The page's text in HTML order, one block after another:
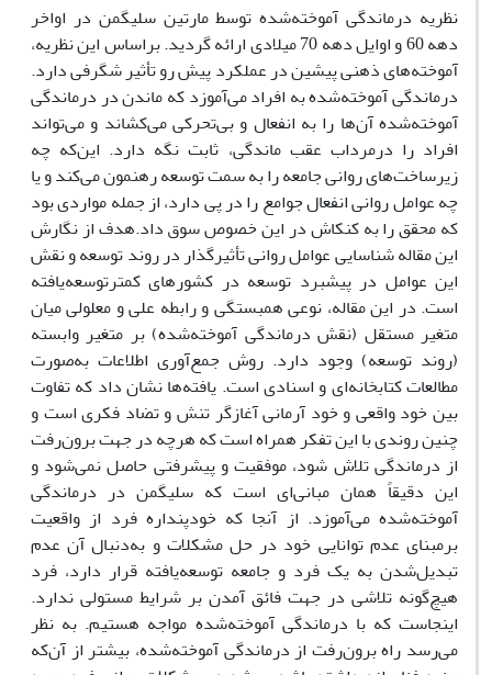
نظریه درماندگی آموخته‌شده توسط مارتین سلیگمن در اواخر
دهه 60 و اوایل دهه 70 میلادی ارائه گردید. براساس این نظریه،
آموخته‌های ذهنی پیشین در عملکرد پیش رو تأثیر شگرفی دارد.
درماندگی آموخته‌شده به افراد می‌آموزد که ماندن در درماندگی
آموخته‌شده آن‌ها را به انفعال و بی‌تحرکی می‌کشاند و می‌تواند
افراد را درمرداب عقب ماندگی، ثابت نگه دارد. این‌که چه
زیرساخت‌های روانی جامعه را به سمت توسعه رهنمون می‌کند و یا
چه عوامل روانی انفعال جوامع را در پی دارد، از جمله مواردی بود
که محقق را به کنکاش در این خصوص سوق داد.هدف از نگارش
این مقاله شناسایی عوامل روانی تأثیرگذار در روند توسعه و نقش
این عوامل در پیشبرد توسعه در کشورهای کمترتوسعه‌یافته
است. در این مقاله، نوعی همبستگی و رابطه علی و معلولی میان
متغیر مستقل (نقش درماندگی آموخته‌شده) بر متغیر وابسته
(روند توسعه) وجود دارد. روش جمع‌آوری اطلاعات به‌صورت
مطالعات کتابخانه‌ای و اسنادی است. یافته‌ها نشان داد که تفاوت
بین خود واقعی و خود آرمانی آغازگر تنش و تضاد فکری است و
چنین روندی با این تفکر همراه است که هرچه در جهت برون‌رفت
از درماندگی تلاش شود، موفقیت و پیشرفتی حاصل نمی‌شود و
این دقیقاً همان مبانی‌ای است که سلیگمن در درماندگی
آموخته‌شده می‌آموزد. از آنجا که خودپنداره فرد از واقعیت
برمبنای عدم توانایی خود در حل مشکلات و به‌دنبال آن عدم
تبدیل‌شدن به یک فرد و جامعه توسعه‌یافته قرار دارد، فرد
هیچ‌گونه تلاشی در جهت فائق آمدن بر شرایط مستولی ندارد.
اینجاست که با درماندگی آموخته‌شده مواجه هستیم. به نظر
می‌رسد راه برون‌رفت از درماندگی آموخته‌شده، بیشتر از آن‌که